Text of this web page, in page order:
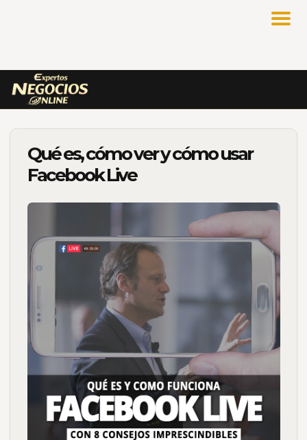
Qué es, cómo ver y cómo usar
Facebook Live